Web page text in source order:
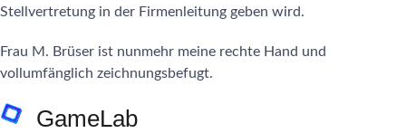
Stellvertretung in der Firmenleitung geben wird.
Frau M. Brüser ist nunmehr meine rechte Hand und
vollumfänglich zeichnungsbefugt.
GameLab